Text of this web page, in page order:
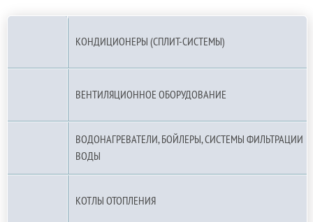
КОНДИЦИОНЕРЫ (СПЛИТ-СИСТЕМЫ)
ВЕНТИЛЯЦИОННОЕ ОБОРУДОВАНИЕ
ВОДОНАГРЕВАТЕЛИ, БОЙЛЕРЫ, СИСТЕМЫ ФИЛЬТРАЦИИ
ВОДЫ
КОТЛЫ ОТОПЛЕНИЯ